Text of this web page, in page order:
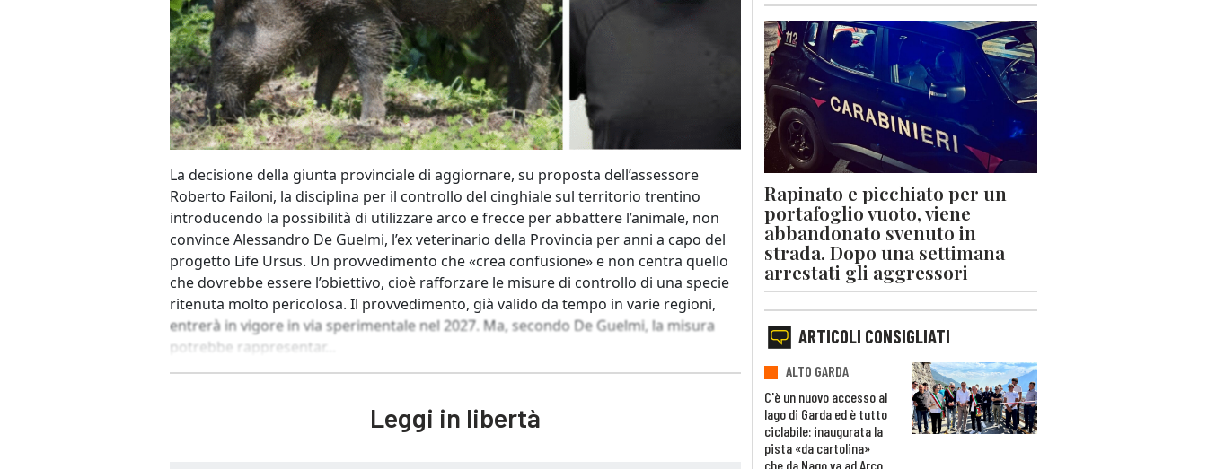
La decisione della giunta provinciale di aggiornare, su proposta dell’assessore
Roberto Failoni, la disciplina per il controllo del cinghiale sul territorio trentino
introducendo la possibilità di utilizzare arco e frecce per abbattere l’animale, non
convince Alessandro De Guelmi, l’ex veterinario della Provincia per anni a capo del
progetto Life Ursus. Un provvedimento che «crea confusione» e non centra quello
che dovrebbe essere l’obiettivo, cioè rafforzare le misure di controllo di una specie
ritenuta molto pericolosa. Il provvedimento, già valido da tempo in varie regioni,
entrerà in vigore in via sperimentale nel 2027. Ma, secondo De Guelmi, la misura
potrebbe rappresentar...
Leggi in libertà
Rapinato e picchiato per un
portafoglio vuoto, viene
abbandonato svenuto in
strada. Dopo una settimana
arrestati gli aggressori
ARTICOLI CONSIGLIATI
ALTO GARDA
C'è un nuovo accesso al
lago di Garda ed è tutto
ciclabile: inaugurata la
pista «da cartolina»
che da Nago va ad Arco